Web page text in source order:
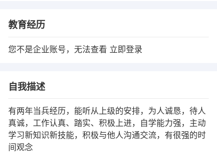
教育经历
您不是企业账号，无法查看 立即登录
自我描述
有两年当兵经历，能听从上级的安排，为人诚恳，待人
真诚，工作认真、踏实、积极上进，自学能力强，主动
学习新知识新技能，积极与他人沟通交流，有很强的时
间观念